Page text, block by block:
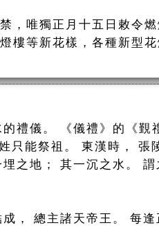
，唯獨正月十五日敕令
樓等新花樣，各種新型
禮儀。 《儀禮》的《覲
只能祭祖。 東漢時， 張
之地； 其一沉之水。
， 總主諸天帝王。 每逢